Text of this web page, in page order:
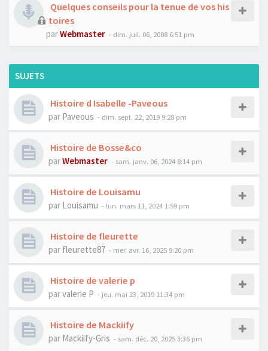
Quelques conseils pour la tenue de vos his
toires
parWebmaster - dim. juil. 06, 2008 6:51 pm
SUJETS
Histoire d Isabelle -Paveous
par Paveous - dim. sept. 22, 2019 9:28 pm
Histoire de Bosse&co
parWebmaster - sam. janv. 06, 2024 8:14 pm
Histoire de Louisamu
par Louisamu - lun. mars 11, 2024 1:59 pm
Histoire de fleurette
par fleurette87 - mer. avr. 16, 2025 9:20 pm
Histoire de valerie p
parvalerie P - jeu. mai 23, 2019 11:34 pm
Histoire de Mackiify
par Mackiify-Gris - sam. déc. 20, 2025 3:36 pm